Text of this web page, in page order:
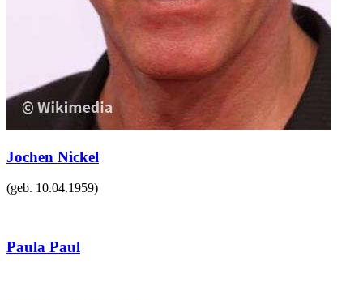
Jochen Nickel
(geb. 10.04.1959)
Paula Paul